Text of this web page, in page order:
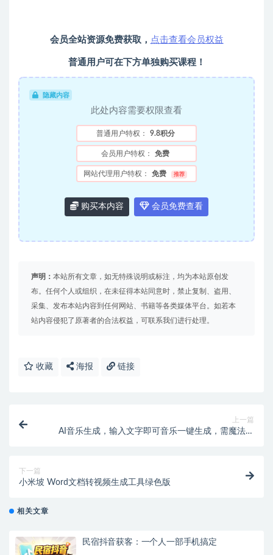
会员全站资源免费获取， 点击查看会员权益
普通用户可在下方单独购买课程！
隐藏内容
此处内容需要权限查看
普通用户特权： 9.8积分
会员用户特权： 免费
网站代理用户特权： 免费 推荐
购买本内容 会员免费查看
声明： 本站所有文章，如无特殊说明或标注，均为本站原创发
布。任何个人或组织，在未征得本站同意时，禁止复制、盗用、
采集、发布本站内容到任何网站、书籍等各类媒体平台。如若本
站内容侵犯了原著者的合法权益，可联系我们进行处理。
收藏 海报 链接
上一篇
AI音乐生成，输入文字即可音乐一键生成，需魔法访
下一篇
小米坡 Word文档转视频生成工具绿色版
相关文章
民宿抖音获客：一个人一部手机搞定